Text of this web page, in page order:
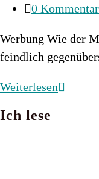
Kategorie:
Beitrags-
0
Werbung Wie der
feindlich
WeiterlesenWie
Ich lese